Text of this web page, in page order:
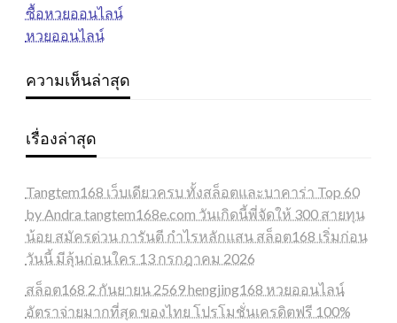
ซื้อหวยออนไลน์
หวยออนไลน์
ความเห็นล่าสุด
เรื่องล่าสุด
Tangtem168 เว็บเดียวครบ ทั้งสล็อตและบาคาร่า Top 60
by Andra tangtem168e.com วันเกิดนี้พี่จัดให้ 300 สายทุน
น้อย สมัครด่วน การันตี กำไรหลักแสน สล็อต168 เริ่มก่อน
วันนี้ มีลุ้นก่อนใคร 13 กรกฎาคม 2026
สล็อต168 2 กันยายน 2569 hengjing168 หวยออนไลน์
อัตราจ่ายมากที่สุด ของไทย โปรโมชั่นเครดิตฟรี 100%